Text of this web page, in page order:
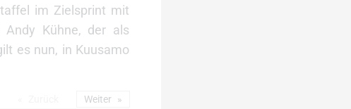
im Zielsprint mit
Andy Kühne, der als
es nun, in Kuusamo
Weiter